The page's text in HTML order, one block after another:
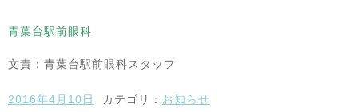
青葉台駅前眼科
文責：青葉台駅前眼科スタッフ
2016年4月10日 カテゴリ： お知らせ